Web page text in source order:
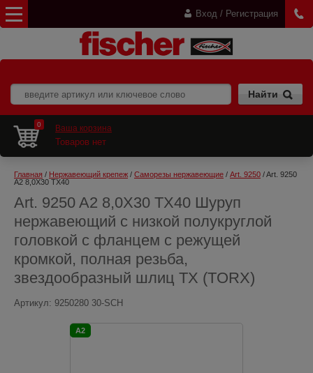
Вход / Регистрация
0 Ваша корзина
Товаров нет
Главная / Нержавеющий крепеж / Саморезы нержавеющие / Art. 9250 / Art. 9250
A2 8,0X30 TX40
Art. 9250 A2 8,0X30 TX40 Шуруп
нержавеющий с низкой полукруглой
головкой с фланцем с режущей
кромкой, полная резьба,
звездообразный шлиц TX (TORX)
Артикул: 9250280 30-SCH
A2